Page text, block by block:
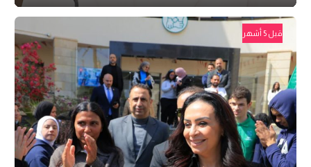
قبل 5 أشهر